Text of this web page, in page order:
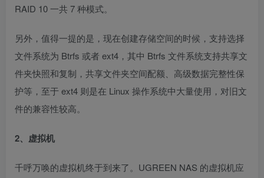
RAID 10 一共 7 种模式。
另外，值得一提的是，现在创建存储空间的时候，支持选择
文件系统为 Btrfs 或者 ext4，其中 Btrfs 文件系统支持共享文
件夹快照和复制，共享文件夹空间配额、高级数据完整性保
护等，至于 ext4 则是在 Linux 操作系统中大量使用，对旧文
件的兼容性较高。
2、虚拟机
千呼万唤的虚拟机终于到来了。UGREEN NAS 的虚拟机应